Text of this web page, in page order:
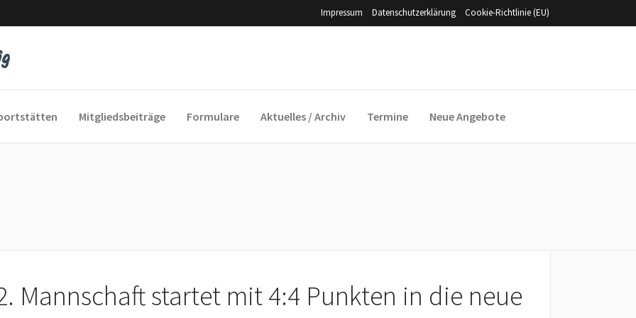
Impressum Datenschutzerklärung Cookie-Richtlinie (EU)
ins Alter
Mitgliedsbeiträge Formulare Aktuelles / Archiv Termine Neue Angebote
Mannschaft startet mit 4:4 Punkten in die neue